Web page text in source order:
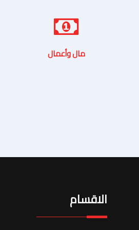
مال وأعمال
الاقسام